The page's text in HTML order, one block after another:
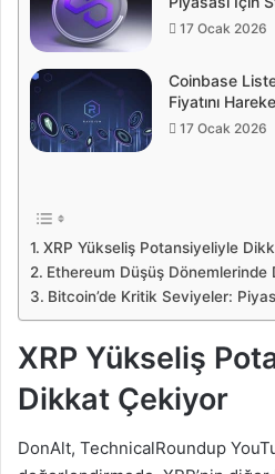
17 Ocak 2026
Coinbase
Fiyatını
17 Ocak 2026
XRP Yükseliş Potansiyeliyle
Ethereum Düşüş Dönemlerinde
Bitcoin’de Kritik Seviyeler:
XRP Yükseliş
Dikkat Çekiyor
DonAlt, TechnicalRoundup